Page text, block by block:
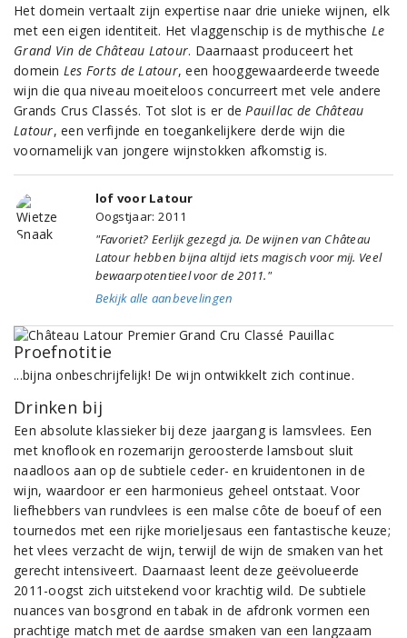
Het domein vertaalt zijn expertise naar drie unieke wijnen, elk
met een eigen identiteit. Het vlaggenschip is de mythische Le
Grand Vin de Château Latour. Daarnaast produceert het
domein Les Forts de Latour, een hooggewaardeerde tweede
wijn die qua niveau moeiteloos concurreert met vele andere
Grands Crus Classés. Tot slot is er dePauillac de Château
Latour, een verfijnde en toegankelijkere derde wijn die
voornamelijk van jongere wijnstokken afkomstig is.
lof voor Latour
Oogstjaar: 2011
"Favoriet? Eerlijk gezegd ja. De wijnen van Château
Latour hebben bijna altijd iets magisch voor mij. Veel
bewaarpotentieel voor de 2011."
Bekijk alle aanbevelingen
Proefnotitie
...bijna onbeschrijfelijk! De wijn ontwikkelt zich continue.
Drinken bij
Een absolute klassieker bij deze jaargang is lamsvlees. Een
met knoflook en rozemarijn geroosterde lamsbout sluit
naadloos aan op de subtiele ceder- en kruidentonen in de
wijn, waardoor er een harmonieus geheel ontstaat. Voor
liefhebbers van rundvlees is een malse côte de boeuf of een
tournedos met een rijke morieljesaus een fantastische keuze;
het vlees verzacht de wijn, terwijl de wijn de smaken van het
gerecht intensiveert. Daarnaast leent deze geëvolueerde
2011-oogst zich uitstekend voor krachtig wild. De subtiele
nuances van bosgrond en tabak in de afdronk vormen een
prachtige match met de aardse smaken van een langzaam